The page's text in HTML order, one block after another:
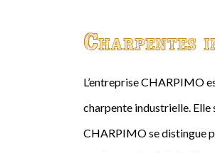
Charpentes
L’entreprise CHARPIMO
charpente industrielle. Elle
CHARPIMO se distingue